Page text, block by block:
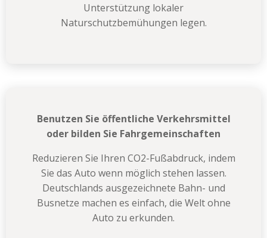
Unterstützung lokaler
Naturschutzbemühungen legen.
Benutzen Sie öffentliche Verkehrsmittel
oder bilden Sie Fahrgemeinschaften
Reduzieren Sie Ihren CO2-Fußabdruck, indem
Sie das Auto wenn möglich stehen lassen.
Deutschlands ausgezeichnete Bahn- und
Busnetze machen es einfach, die Welt ohne
Auto zu erkunden.